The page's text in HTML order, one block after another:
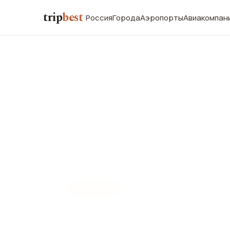
tripbest РоссияГородаАэропорты